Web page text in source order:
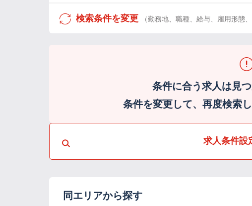
検索条件を変更 （勤務地、職種、給与、雇用形態
条件に合う求人は見
条件を変更して、再度検索
求人条件設
同エリアから探す